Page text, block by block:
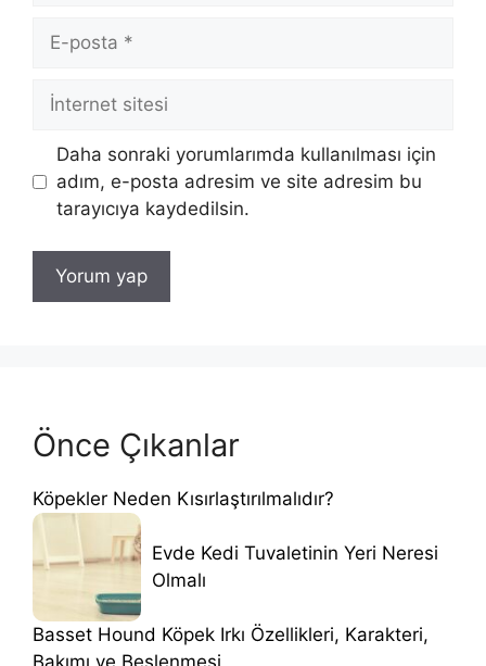
posta
İnternet
Daha sonraki yorumlarımda kullanılması için
adım, e-posta adresim ve site adresim bu
tarayıcıya kaydedilsin.
Önce Çıkanlar
Köpekler Neden Kısırlaştırılmalıdır?
Evde Kedi Tuvaletinin Yeri Neresi
Olmalı
Basset Hound Köpek Irkı Özellikleri, Karakteri,